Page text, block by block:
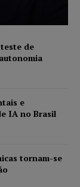
de
e
IA no Brasil
tornam-se